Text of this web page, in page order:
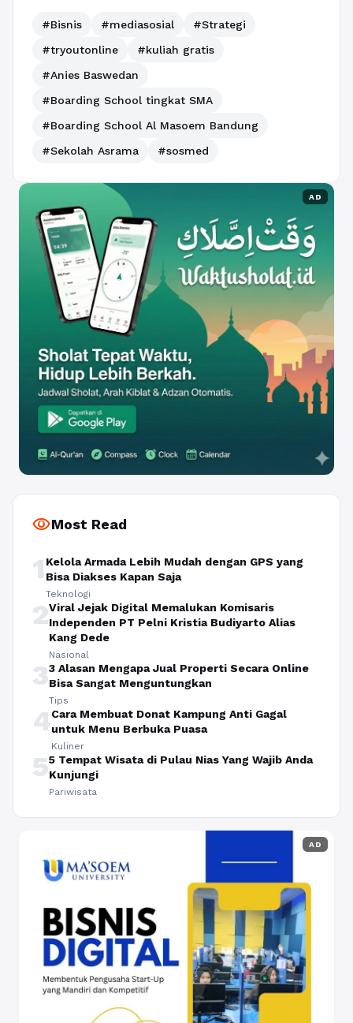
#Bisnis #mediasosial
#Strategi
#tryoutonline
#kuliah gratis
#Anies Baswedan
#Boarding School tingkat SMA
#Boarding School Al Masoem Bandung
#Sekolah Asrama
#sosmed
AD
visibilityMost Read
1 Kelola Armada Lebih Mudah dengan GPS yang
Bisa Diakses Kapan Saja
Teknologi
2Viral Jejak Digital Memalukan Komisaris
Independen PT Pelni Kristia Budiyarto Alias
Kang Dede
Nasional
33 Alasan Mengapa Jual Properti Secara Online
Bisa Sangat Menguntungkan
Tips
4Cara Membuat Donat Kampung Anti Gagal
untuk Menu Berbuka Puasa
Kuliner
55 Tempat Wisata di Pulau Nias Yang Wajib Anda
Kunjungi
Pariwisata
AD